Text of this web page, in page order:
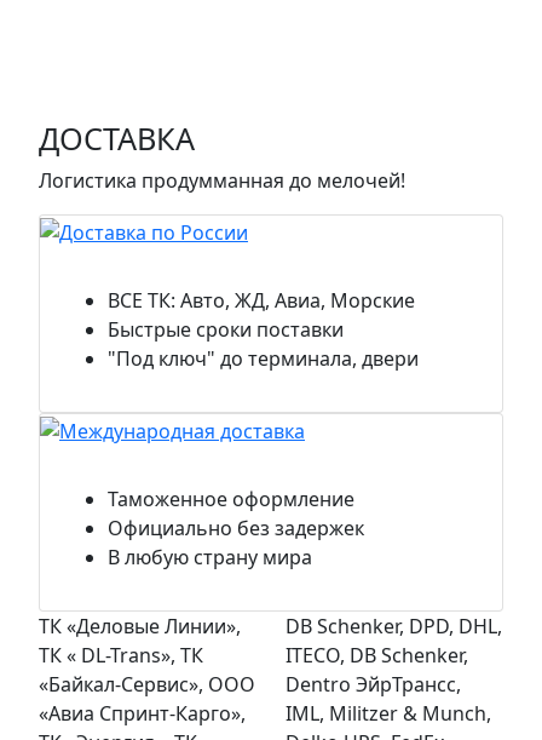
ДОСТАВКА
Логистика продумманная до мелочей!
Доставка по России
ВСЕ ТК: Авто, ЖД, Авиа, Морские
Быстрые сроки поставки
"Под ключ" до терминала, двери
Международная доставка
Таможенное оформление
Официально без задержек
В любую страну мира
ТК «Деловые Линии»,
ТК « DL-Trans», ТК
«Байкал-Сервис», ООО
«Авиа Спринт-Карго»,
DB Schenker, DPD, DHL,
ITECO, DB Schenker,
Dentro ЭйрТрансс,
IML, Militzer & Munch,